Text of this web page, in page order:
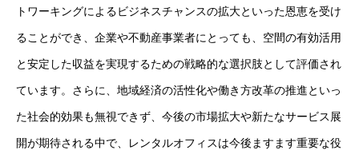
トワーキングによるビジネスチャンスの拡大といった恩恵を受け
ることができ、企業や不動産事業者にとっても、空間の有効活用
と安定した収益を実現するための戦略的な選択肢として評価され
ています。さらに、地域経済の活性化や働き方改革の推進といっ
た社会的効果も無視できず、今後の市場拡大や新たなサービス展
開が期待される中で、レンタルオフィスは今後ますます重要な役